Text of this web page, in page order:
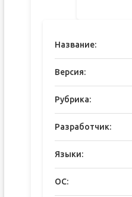
Название:
Версия:
Рубрика:
Разработчик:
Языки:
ОС: